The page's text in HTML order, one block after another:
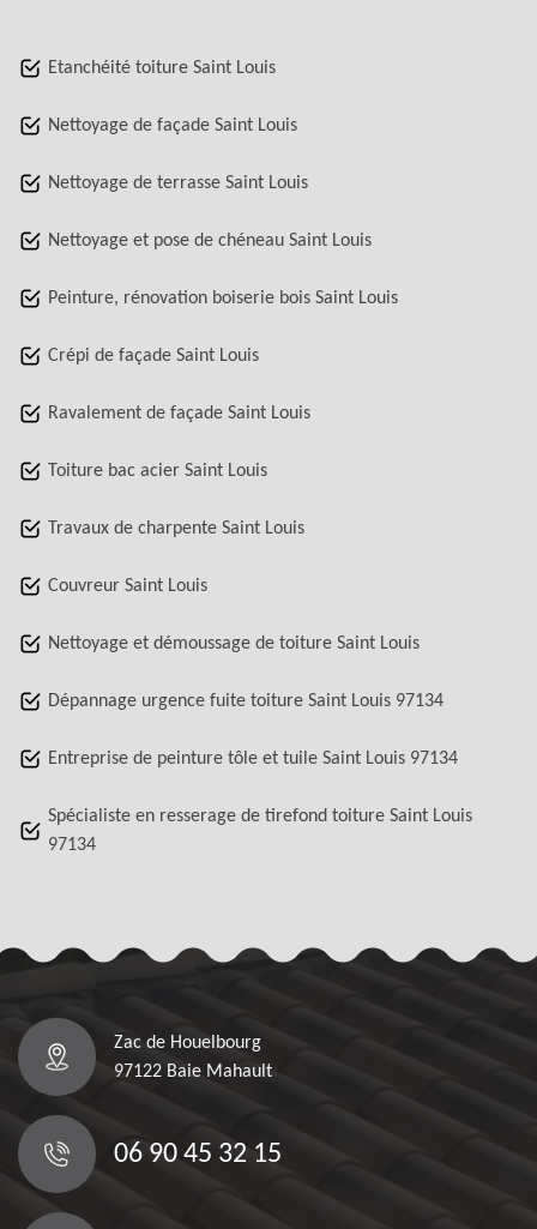
Etanchéité toiture Saint Louis
Nettoyage de façade Saint Louis
Nettoyage de terrasse Saint Louis
Nettoyage et pose de chéneau Saint Louis
Peinture, rénovation boiserie bois Saint Louis
Crépi de façade Saint Louis
Ravalement de façade Saint Louis
Toiture bac acier Saint Louis
Travaux de charpente Saint Louis
Couvreur Saint Louis
Nettoyage et démoussage de toiture Saint Louis
Dépannage urgence fuite toiture Saint Louis 97134
Entreprise de peinture tôle et tuile Saint Louis 97134
Spécialiste en resserage de tirefond toiture Saint Louis
97134
Zac de Houelbourg
97122 Baie Mahault
06 90 45 32 15